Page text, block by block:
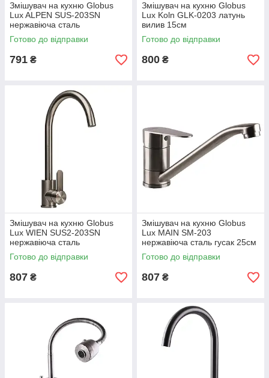
Змішувач на кухню Globus
Lux ALPEN SUS-203SN
нержавіюча сталь
Готово до відправки
791 ₴
Змішувач на кухню Globus
Lux Koln GLK-0203 латунь
вилив 15см
Готово до відправки
800 ₴
Змішувач на кухню Globus
Lux WIEN SUS2-203SN
нержавіюча сталь
Готово до відправки
807 ₴
Змішувач на кухню Globus
Lux MAIN SM-203
нержавіюча сталь гусак 25см
Готово до відправки
807 ₴